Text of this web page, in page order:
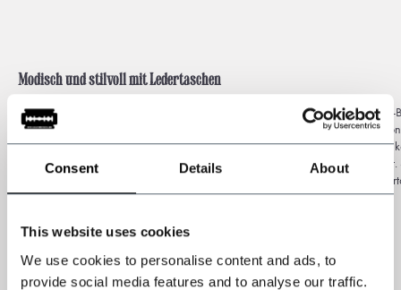
Consent Details About
This website uses cookies
We use cookies to personalise content and ads, to
provide social media features and to analyse our traffic.
Modisch und stilvoll mit Ledertaschen
Haben Sie keine Angst, aus der Masse herauszustechen? Dann Sie die
Sie gemacht. Wie die Mitglieder der Shelby-Familie schätzen auch wir
zeitlos und stilvoll sein und gleichzeitig über Jahre hinweg verwendet werden
Blinders-Stilwerden aus italienischem Leder von höchster Qualität hergestellt.
der Flucht oder auf dem Weg zu einem Pferderennen? Dann sind unsere
Eine Geeignete Tasche für Jede Gelegenheit